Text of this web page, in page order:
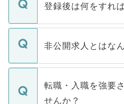
登録後は何をすれ
ご登録いただきまし
登録内容を確認し、
ます。通常、5営業日
いただきますので、
い。
非公開求人とはな
マイナビDOCTORで
うち約3割は、Web
けない「非公開求人
転職・入職を強要
せんか？